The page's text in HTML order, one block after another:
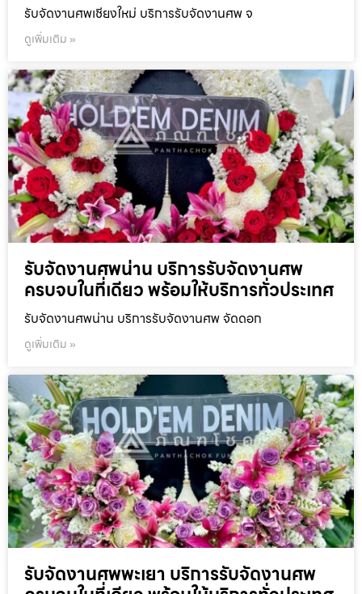
รับจัดงานศพเชียงใหม่ บริการรับจัดงานศพ จ
ดูเพิ่มเติม »
รับจัดงานศพน่าน บริการรับจัดงานศพ
ครบจบในที่เดียว พร้อมให้บริการทั่วประเทศ
รับจัดงานศพน่าน บริการรับจัดงานศพ จัดดอก
ดูเพิ่มเติม »
รับจัดงานศพพะเยา บริการรับจัดงานศพ